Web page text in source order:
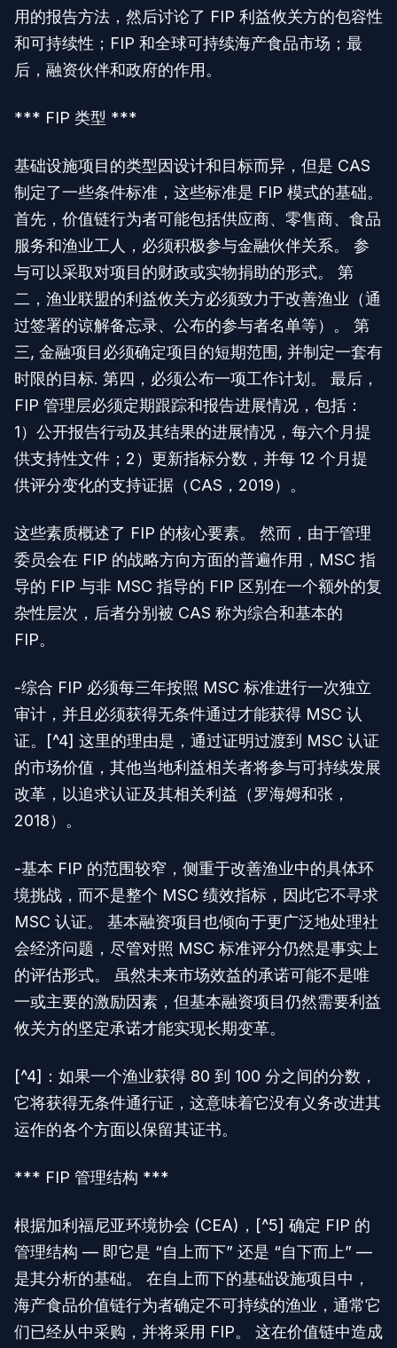
用的报告方法，然后讨论了 FIP 利益攸关方的包容性
和可持续性；FIP 和全球可持续海产食品市场；最
后，融资伙伴和政府的作用。
*** FIP 类型 ***
基础设施项目的类型因设计和目标而异，但是 CAS
制定了一些条件标准，这些标准是 FIP 模式的基础。
首先，价值链行为者可能包括供应商、零售商、食品
服务和渔业工人，必须积极参与金融伙伴关系。 参
与可以采取对项目的财政或实物捐助的形式。 第
二，渔业联盟的利益攸关方必须致力于改善渔业（通
过签署的谅解备忘录、公布的参与者名单等）。 第
三, 金融项目必须确定项目的短期范围, 并制定一套有
时限的目标. 第四，必须公布一项工作计划。 最后，
FIP 管理层必须定期跟踪和报告进展情况，包括：
1）公开报告行动及其结果的进展情况，每六个月提
供支持性文件；2）更新指标分数，并每 12 个月提
供评分变化的支持证据（CAS，2019）。
这些素质概述了 FIP 的核心要素。 然而，由于管理
委员会在 FIP 的战略方向方面的普遍作用，MSC 指
导的 FIP 与非 MSC 指导的 FIP 区别在一个额外的复
杂性层次，后者分别被 CAS 称为综合和基本的
FIP。
-综合 FIP 必须每三年按照 MSC 标准进行一次独立
审计，并且必须获得无条件通过才能获得 MSC 认
证。[^4] 这里的理由是，通过证明过渡到 MSC 认证
的市场价值，其他当地利益相关者将参与可持续发展
改革，以追求认证及其相关利益（罗海姆和张，
2018）。
-基本 FIP 的范围较窄，侧重于改善渔业中的具体环
境挑战，而不是整个 MSC 绩效指标，因此它不寻求
MSC 认证。 基本融资项目也倾向于更广泛地处理社
会经济问题，尽管对照 MSC 标准评分仍然是事实上
的评估形式。 虽然未来市场效益的承诺可能不是唯
一或主要的激励因素，但基本融资项目仍然需要利益
攸关方的坚定承诺才能实现长期变革。
[^4]：如果一个渔业获得 80 到 100 分之间的分数，
它将获得无条件通行证，这意味着它没有义务改进其
运作的各个方面以保留其证书。
*** FIP 管理结构 ***
根据加利福尼亚环境协会 (CEA)，[^5] 确定 FIP 的
管理结构 — 即它是 “自上而下” 还是 “自下而上” —
是其分析的基础。 在自上而下的基础设施项目中，
海产食品价值链行为者确定不可持续的渔业，通常它
们已经从中采购，并将采用 FIP。 这在价值链中造成